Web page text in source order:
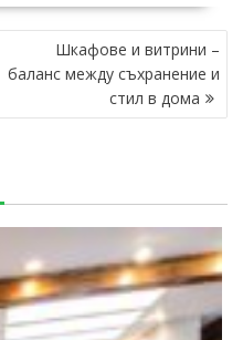
Шкафове и витрини –
баланс между съхранение и
стил в дома